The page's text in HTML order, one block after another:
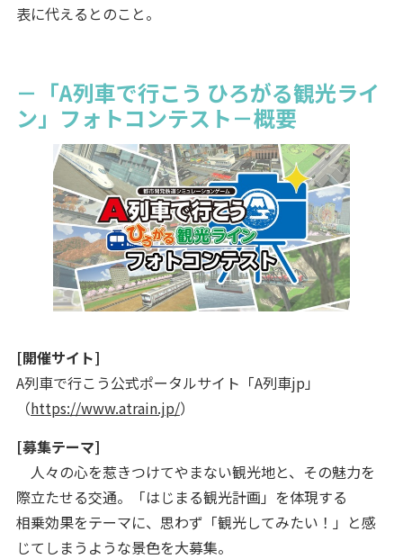
表に代えるとのこと。
－「A列車で行こう ひろがる観光ライ
ン」フォトコンテスト－概要
[開催サイト]
A列車で行こう公式ポータルサイト「A列車jp」
（https://www.atrain.jp/）
[募集テーマ]
人々の心を惹きつけてやまない観光地と、その魅力を
際立たせる交通。「はじまる観光計画」を体現する
相乗効果をテーマに、思わず「観光してみたい！」と感
じてしまうような景色を大募集。